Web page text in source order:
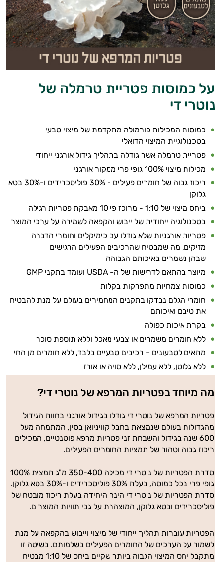
על כמוסות פטריית טרמלה של
נוטרי די
כמוסות המכילות פורמולה מתקדמת של מיצוי טבעי
בטכנולוגיית המיצוי הדואלי
פטריית טרמלה אשר גודלה בתהליך גידול אורגני ייחודי
מכילות מיצוי 100% גופי פרי ממקור אורגני
ריכוז גבוה של חומרים פעילים - 30% פוליסכרידים ו-30% בטא
גלוקן
ביחס מיצוי של 1:10 - מרוכז פי 10 מאבקת פטריות רגילה
בטכנולוגיה ייחודית של ייבוש והקפאה לשמירה על ערכי המוצר
פטריות אורגניות שלא גודלו עם כימיקלים וחומרי הדברה
מזיקים, מה שמבטיח שהרכיבים הפעילים הרגישים
שבהן נשמרים באיכותם הגבוהה
מיוצר בהתאם לדרישות של ה- USDA ועומד בתקני GMP
כמוסות צמחיות מתפרקות בקלות
חומרי הגלם נבדקו בתקנים המחמירים בעולם על מנת להבטיח
את טיבם ואיכותם
בקרת איכות כפולה
ללא חומרים משמרים או צבעי מאכל וללא תוספת סוכר
מתאים לטבעונים – רכיבים טבעיים בלבד, ללא חומרים מן החי
ללא גלוטן, ללא עמילן, ללא סויה או אורז
מה מיוחד בפטריות המרפא של נוטרי די?
פטריות המרפא של נוטרי די גודלו בגידול אורגני בחוות הגידול
מהגדולות בעולם שנמצאת בחבל קוויניואן בסין, המתמחה מעל
600 שנה בגידול והשבחת זני פטריות מרפא פוטנטיים, המכילים
ריכוז גבוה וטהור של תמציות החומרים הפעילים.
סדרת הפטריות של נוטרי די מכילה 350-400 מ"ג תמצית 100%
גופי פרי בכל כמוסה, בעלת 30% פוליסכרידים ו-30% בטא גלוקן.
סדרת הפטריות של נוטרי די הינה היחידה בעלת ריכוז מובטח של
פוליסכרידים ובטא גלוקן, המוצהרת על גבי תוויות המוצרים.
הפטריות עוברות תהליך ייחודי של מיצוי וייבוש בהקפאה על מנת
לשמור על הערכים של החומרים הפעילים בשלמותם. בשיטה זו
מתקבל יחס המיצוי הגבוה ביותר שקיים ביחס של 1:10 מבטיח